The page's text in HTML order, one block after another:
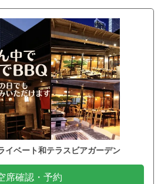
イベート和テラスビアガーデン
席確認・予約